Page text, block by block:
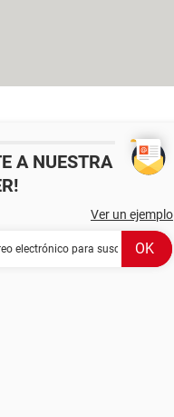
A NUESTRA
Ver un ejemplo